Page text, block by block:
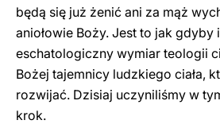
będą się już żenić ani za mąż
aniołowie Boży. Jest to jak gdyby
eschatologiczny wymiar teologii
Bożej tajemnicy ludzkiego ciała,
rozwijać. Dzisiaj uczyniliśmy w
krok.